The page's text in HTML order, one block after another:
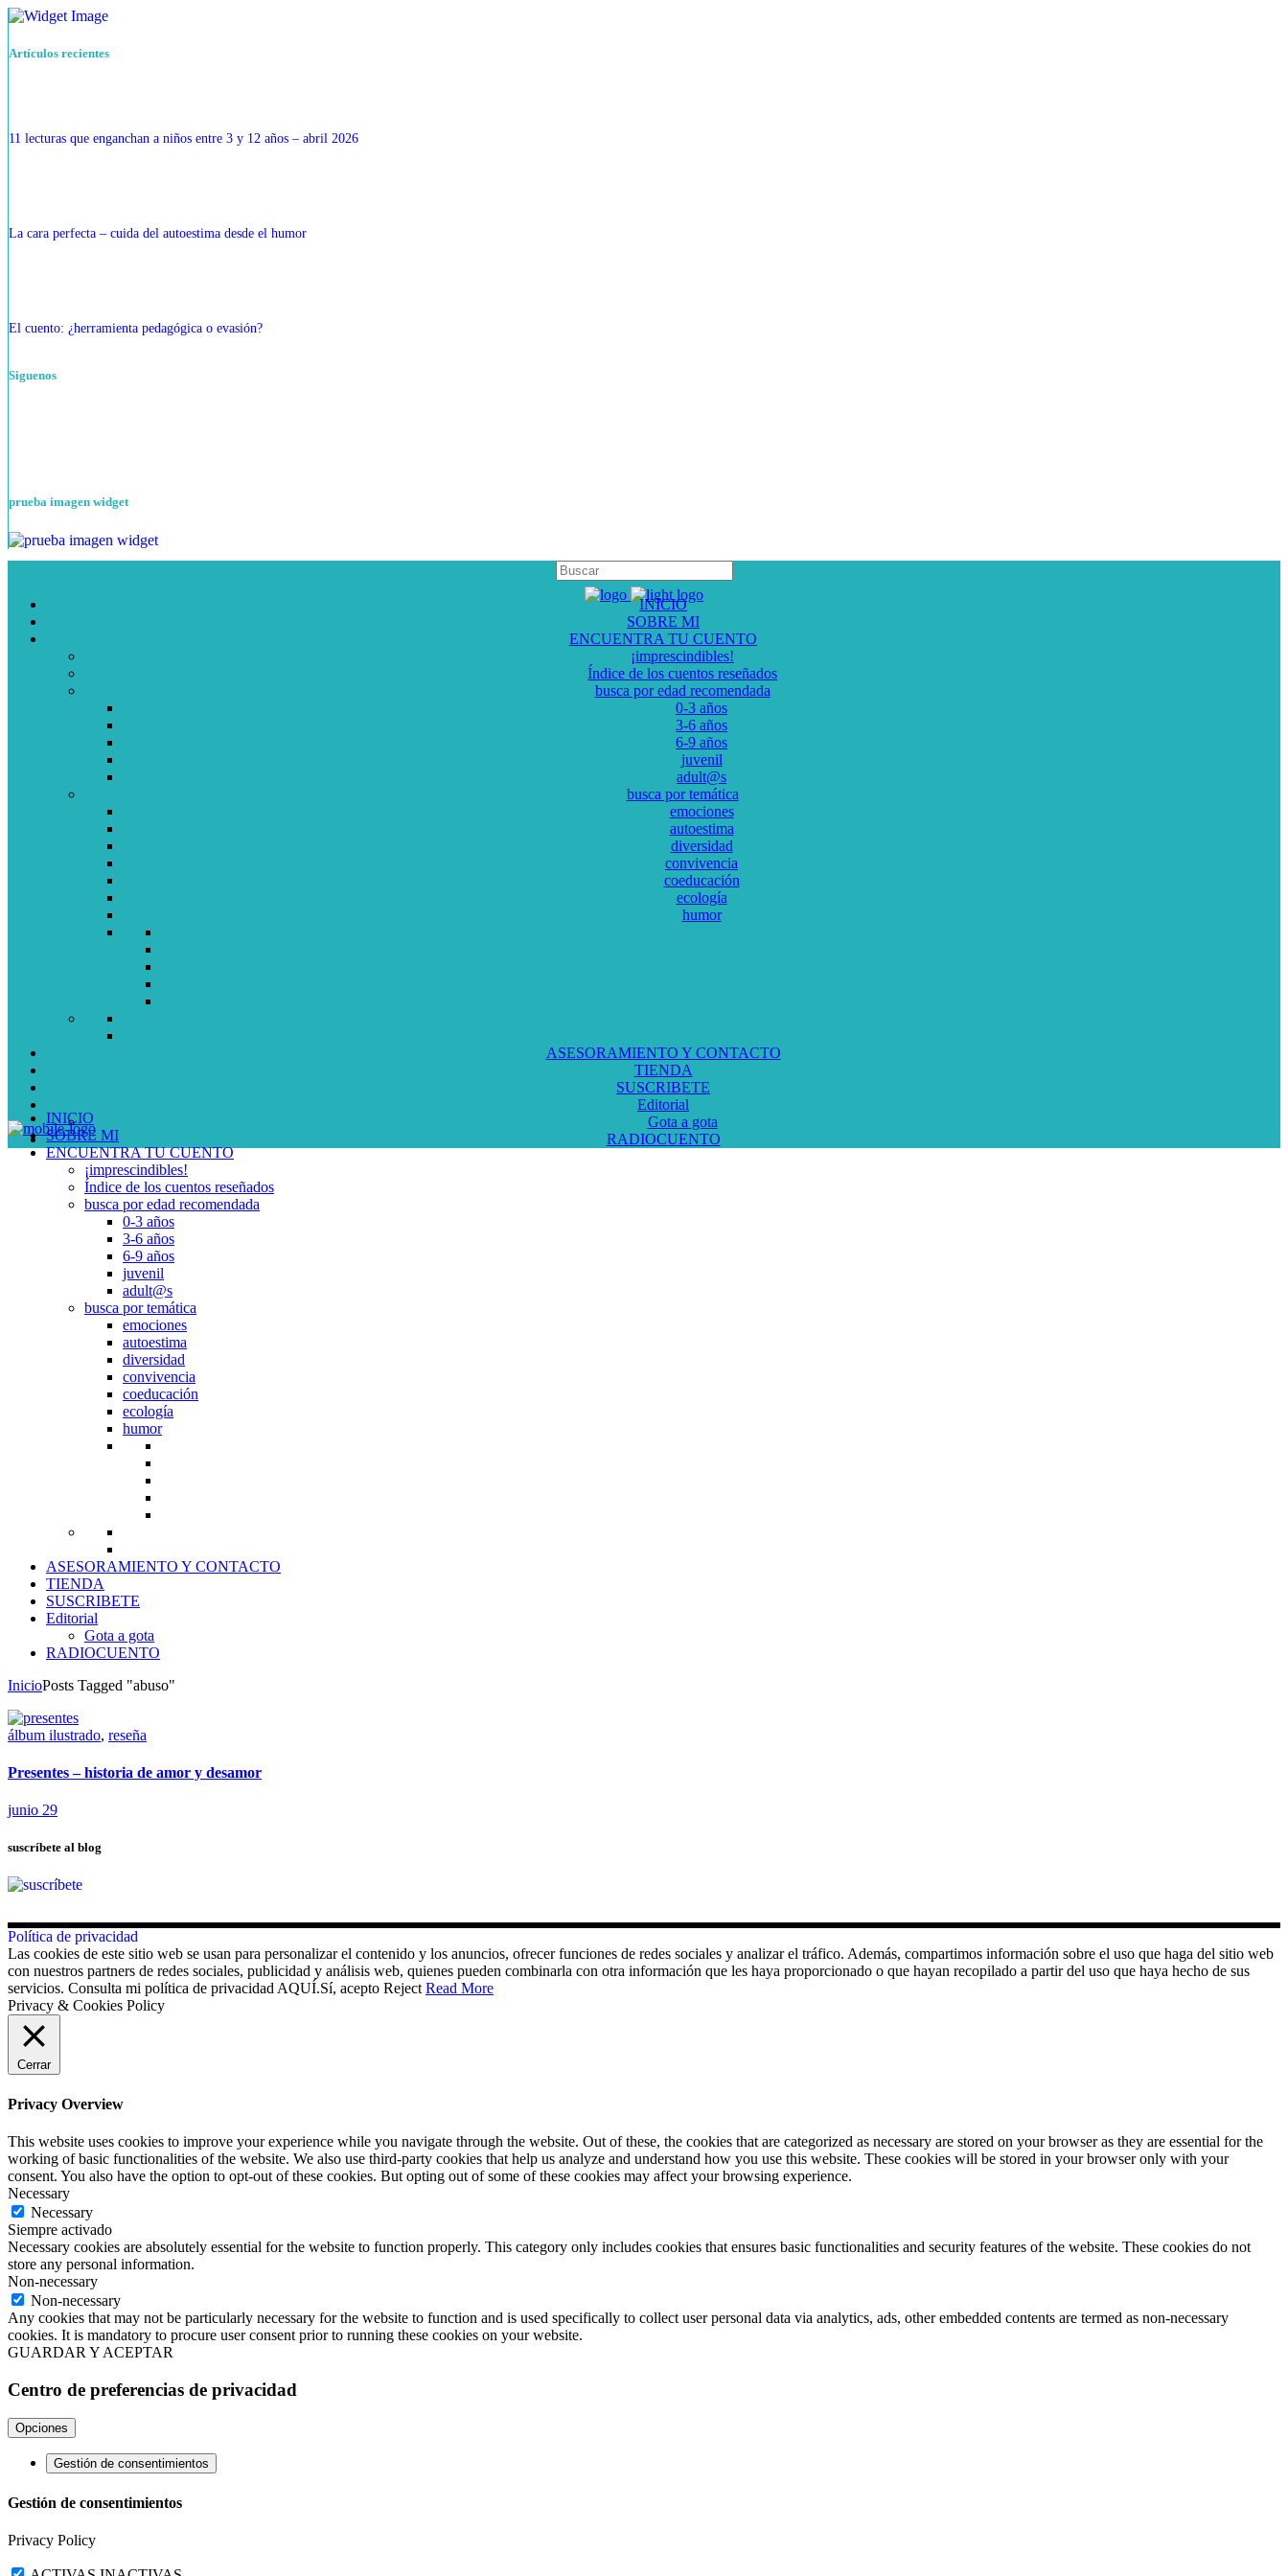
Artículos recientes
11 lecturas que enganchan a niños entre 3 y 12 años – abril 2026
La cara perfecta – cuida del autoestima desde el humor
El cuento: ¿herramienta pedagógica o evasión?
Siguenos
prueba imagen widget
INICIO
SOBRE MI
ENCUENTRA TU CUENTO
¡imprescindibles!
Índice de los cuentos reseñados
busca por edad recomendada
0-3 años
3-6 años
6-9 años
juvenil
adult@s
busca por temática
emociones
autoestima
diversidad
convivencia
coeducación
ecología
humor
ASESORAMIENTO Y CONTACTO
TIENDA
SUSCRIBETE
Editorial
Gota a gota
RADIOCUENTO
INICIO
SOBRE MI
ENCUENTRA TU CUENTO
¡imprescindibles!
Índice de los cuentos reseñados
busca por edad recomendada
0-3 años
3-6 años
6-9 años
juvenil
adult@s
busca por temática
emociones
autoestima
diversidad
convivencia
coeducación
ecología
humor
ASESORAMIENTO Y CONTACTO
TIENDA
SUSCRIBETE
Editorial
Gota a gota
RADIOCUENTO
InicioPosts Tagged "abuso"
álbum ilustrado, reseña
Presentes – historia de amor y desamor
junio 29
suscríbete al blog
Política de privacidad
Las cookies de este sitio web se usan para personalizar el contenido y los anuncios, ofrecer funciones de redes sociales y analizar el tráfico. Además, compartimos información sobre el uso que haga del sitio web
con nuestros partners de redes sociales, publicidad y análisis web, quienes pueden combinarla con otra información que les haya proporcionado o que hayan recopilado a partir del uso que haya hecho de sus
servicios. Consulta mi política de privacidad AQUÍ.Sí, acepto Reject Read More
Privacy & Cookies Policy
Cerrar
Privacy Overview
This website uses cookies to improve your experience while you navigate through the website. Out of these, the cookies that are categorized as necessary are stored on your browser as they are essential for the
working of basic functionalities of the website. We also use third-party cookies that help us analyze and understand how you use this website. These cookies will be stored in your browser only with your
consent. You also have the option to opt-out of these cookies. But opting out of some of these cookies may affect your browsing experience.
Necessary
Necessary
Siempre activado
Necessary cookies are absolutely essential for the website to function properly. This category only includes cookies that ensures basic functionalities and security features of the website. These cookies do not
store any personal information.
Non-necessary
Non-necessary
Any cookies that may not be particularly necessary for the website to function and is used specifically to collect user personal data via analytics, ads, other embedded contents are termed as non-necessary
cookies. It is mandatory to procure user consent prior to running these cookies on your website.
GUARDAR Y ACEPTAR
Centro de preferencias de privacidad
Opciones
Gestión de consentimientos
Gestión de consentimientos
Privacy Policy